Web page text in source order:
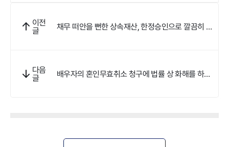
이전
글
채무 떠안을 뻔한 상속재산, 한정승인으로 깔끔히 마
다음
글
배우자의 혼인무효취소 청구에 법률 상 화해를 하게